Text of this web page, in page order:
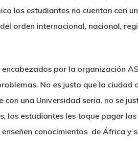
los estudiantes no cuentan con
orden internacional, nacional,
por la organización
No es justo que la
una Universidad seria, no se
los estudiantes les toque pagar
conocimientos de África